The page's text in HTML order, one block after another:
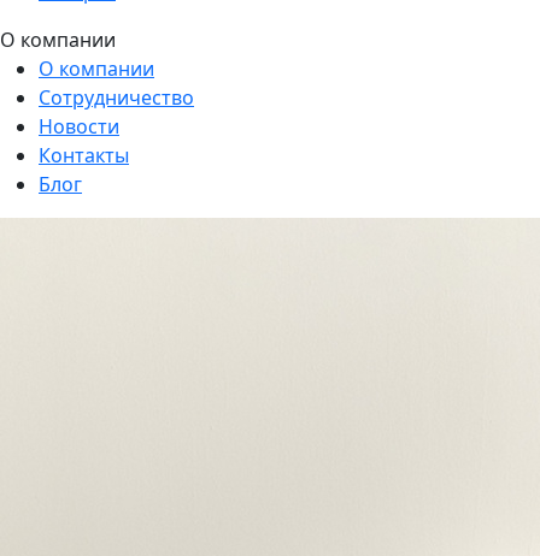
О компании
О компании
Сотрудничество
Новости
Контакты
Блог